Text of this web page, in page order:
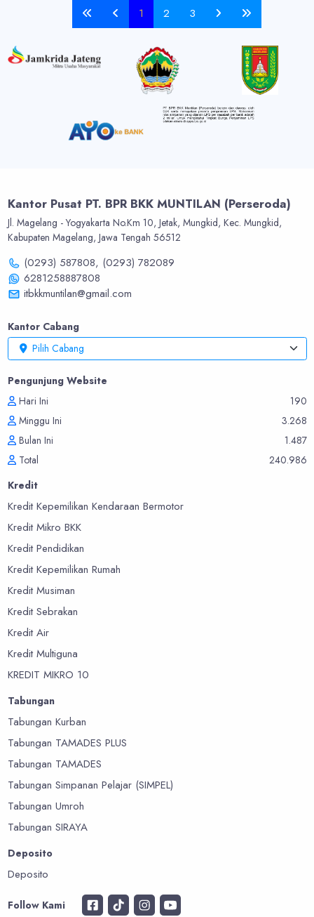
1 2 3
Kantor Pusat PT. BPR BKK MUNTILAN (Perseroda)
Jl. Magelang - Yogyakarta No.Km 10, Jetak, Mungkid, Kec. Mungkid,
Kabupaten Magelang, Jawa Tengah 56512
(0293) 587808, (0293) 782089
6281258887808
itbkkmuntilan@gmail.com
Pengunjung Website
Hari Ini
190
Minggu Ini
3.268
Bulan Ini
1.487
Total
240.986
Kantor Cabang
Pilih Cabang
Kredit
Kredit Kepemilikan Kendaraan Bermotor
Kredit Mikro BKK
Kredit Pendidikan
Kredit Kepemilikan Rumah
Kredit Musiman
Kredit Sebrakan
Kredit Air
Kredit Multiguna
KREDIT MIKRO 10
Tabungan
Tabungan Kurban
Tabungan TAMADES PLUS
Tabungan TAMADES
Tabungan Simpanan Pelajar (SIMPEL)
Tabungan Umroh
Tabungan SIRAYA
Deposito
Deposito
Follow Kami